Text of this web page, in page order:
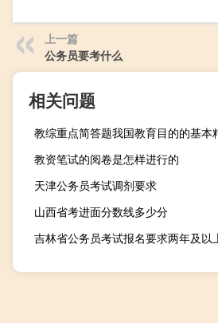
上一篇
公务员要考什么
相关问题
教综重点简答题我国教育目的的基本
教资笔试的阅卷是怎样进行的
天津公务员考试调剂要求
山西省考进面分数线多少分
吉林省公务员考试报名要求两年及以